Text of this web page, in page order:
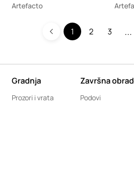
Artefacto
1 2 3
Gradnja
Prozori i vrata
Završna
Podovi